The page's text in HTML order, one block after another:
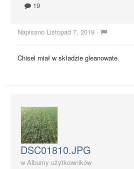
19
Napisano Listopad 7, 2019 ·
Chisel miał w składzie gleanowate.
DSC01810.JPG
w Albumy użytkowników